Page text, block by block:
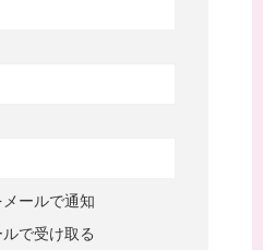
ールで通知
で受け取る